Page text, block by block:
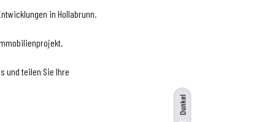
Dunkel
in Hollabrunn.
und teilen Sie Ihre